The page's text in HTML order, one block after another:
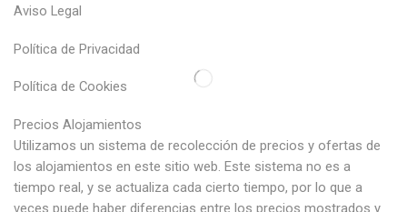
Aviso Legal
Política de Privacidad
Política de Cookies
Precios Alojamientos
Utilizamos un sistema de recolección de precios y ofertas de
los alojamientos en este sitio web. Este sistema no es a
tiempo real, y se actualiza cada cierto tiempo, por lo que a
veces puede haber diferencias entre los precios mostrados y